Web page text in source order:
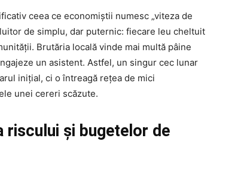
ceea ce economiștii numesc „viteza de
de simplu, dar puternic: fiecare leu cheltuit
Brutăria locală vinde mai multă pâine
un asistent. Astfel, un singur cec lunar
inițial, ci o întreagă rețea de mici
unei cereri scăzute.
riscului și bugetelor de